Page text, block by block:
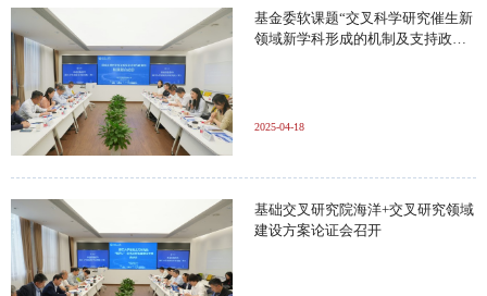
基金委软课题“交叉科学研究催生新
领域新学科形成的机制及支持政策
2025-04-18
基础交叉研究院海洋+交叉研究领域
建设方案论证会召开